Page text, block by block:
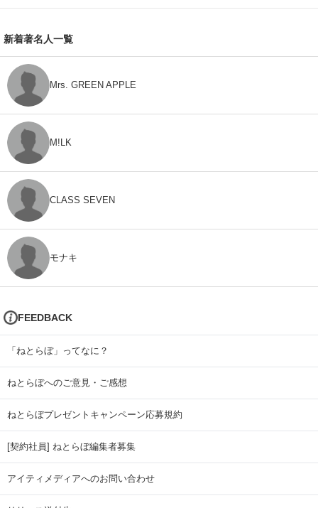
新着著名人一覧
Mrs. GREEN APPLE
M!LK
CLASS SEVEN
モナキ
FEEDBACK
「ねとらぼ」ってなに？
ねとらぼへのご意見・ご感想
ねとらぼプレゼントキャンペーン応募規約
[契約社員] ねとらぼ編集者募集
アイティメディアへのお問い合わせ